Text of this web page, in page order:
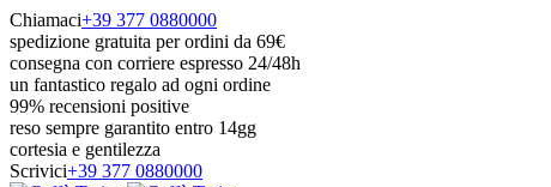
Chiamaci+39 377 0880000
spedizione gratuita per ordini da 69€
consegna con corriere espresso 24/48h
un fantastico regalo ad ogni ordine
99% recensioni positive
reso sempre garantito entro 14gg
cortesia e gentilezza
Scrivici+39 377 0880000